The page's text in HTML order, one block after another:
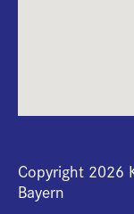
Copyright 2026
Bayern